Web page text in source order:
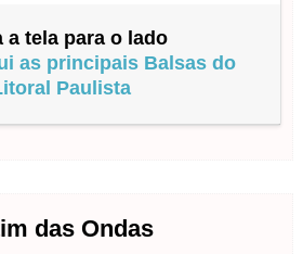
a tela para o lado
as principais Balsas do
Paulista
das Ondas